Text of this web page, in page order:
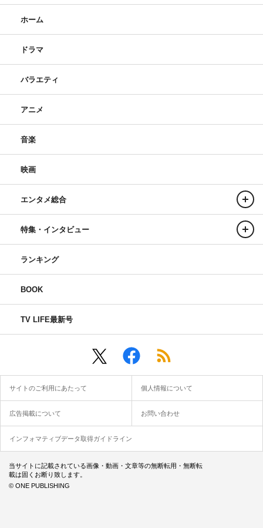
ホーム
ドラマ
バラエティ
アニメ
音楽
映画
エンタメ総合
特集・インタビュー
ランキング
BOOK
TV LIFE最新号
サイトのご利用にあたって 個人情報について
広告掲載について お問い合わせ
インフォマティブデータ取得ガイドライン
当サイトに記載されている画像・動画・文章等の無断転用・無断転
載は固くお断り致します。
© ONE PUBLISHING